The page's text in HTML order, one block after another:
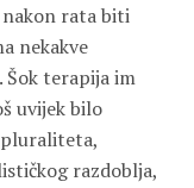
nakon rata biti
nekakve
Šok terapija im
uvijek bilo
razdoblja,